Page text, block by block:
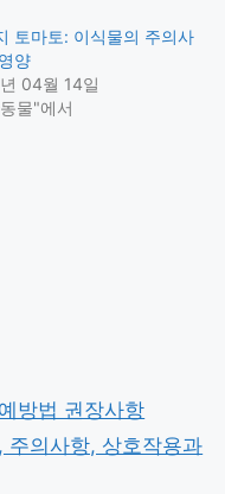
토마토: 이식물의 주의사
양
04월 14일
물"에서
방법 권장사항
주의사항, 상호작용과